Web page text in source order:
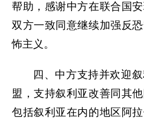
帮助，感谢中方在联合国
双方一致同意继续加强反
怖主义。
四、中方支持并欢迎
盟，支持叙利亚改善同其
包括叙利亚在内的地区阿